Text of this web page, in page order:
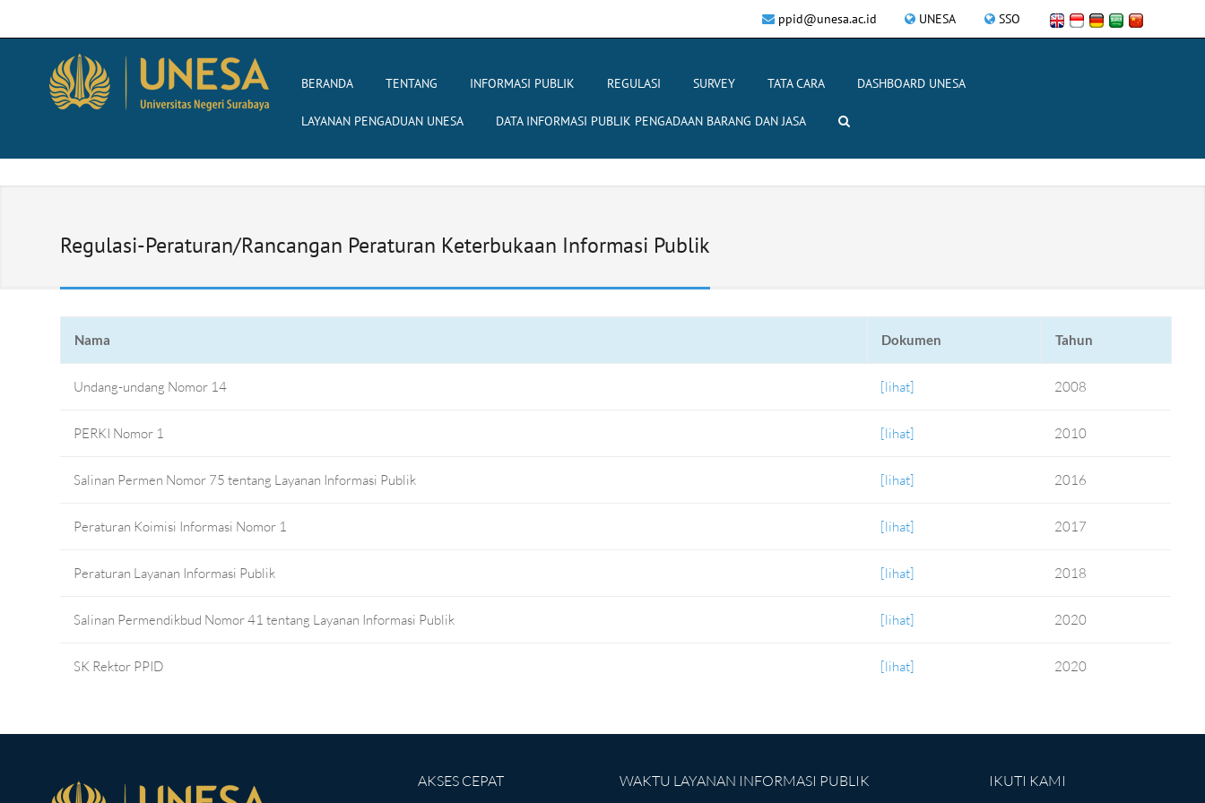
UNESA SSO
ppid@unesa.ac.id
BERANDA TENTANG INFORMASI PUBLIK REGULASI SURVEY TATA CARA DASHBOARD UNESA
LAYANAN PENGADUAN UNESA DATA INFORMASI PUBLIK PENGADAAN BARANG DAN JASA
Regulasi-Peraturan/Rancangan Peraturan Keterbukaan Informasi Publik
Nama Dokumen Tahun
Undang-undang Nomor 14 [lihat] 2008
PERKI Nomor 1 [lihat] 2010
Salinan Permen Nomor 75 tentang Layanan Informasi Publik [lihat] 2016
Peraturan Koimisi Informasi Nomor 1 [lihat] 2017
Peraturan Layanan Informasi Publik [lihat] 2018
Salinan Permendikbud Nomor 41 tentang Layanan Informasi Publik [lihat] 2020
SK Rektor PPID [lihat] 2020
AKSES CEPAT WAKTU LAYANAN INFORMASI PUBLIK IKUTI KAMI